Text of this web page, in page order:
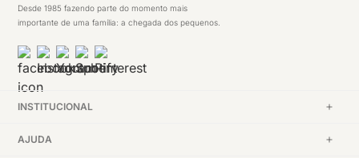
Desde 1985 fazendo parte do momento mais
importante de uma família: a chegada dos pequenos.
INSTITUCIONAL
AJUDA